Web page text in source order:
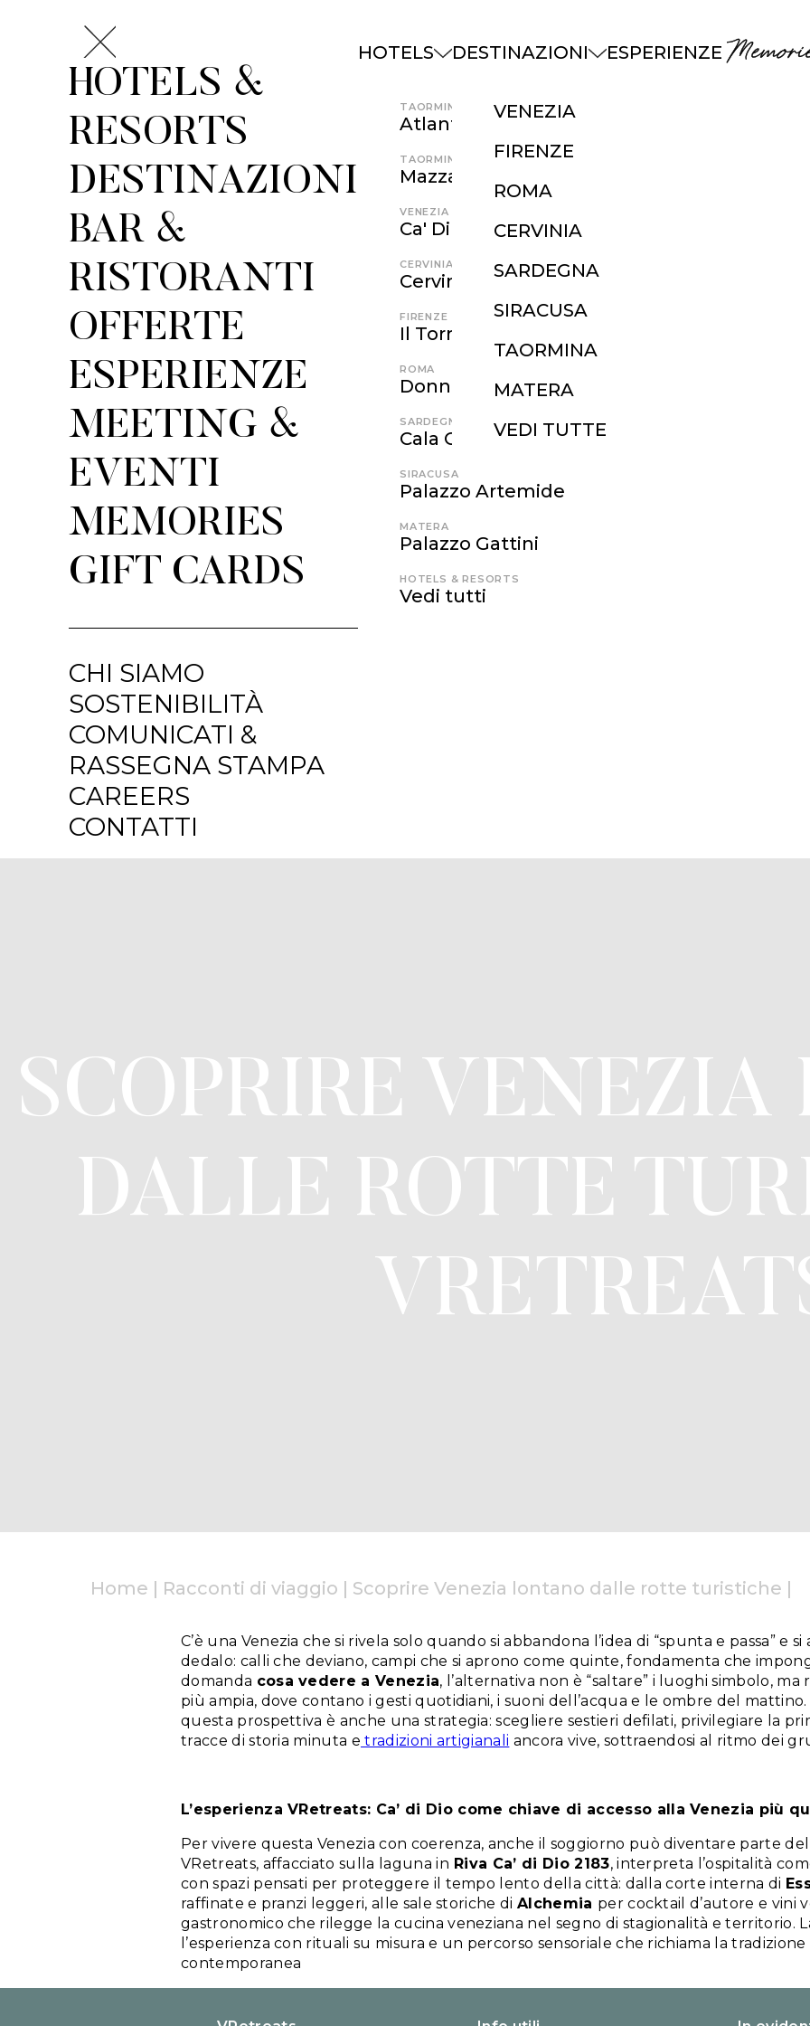
HOTELS &
RESORTS
DESTINAZIONI
BAR &
RISTORANTI
OFFERTE
ESPERIENZE
MEETING &
EVENTI
MEMORIES
GIFT CARDS
CHI SIAMO
SOSTENIBILITÀ
COMUNICATI &
RASSEGNA STAMPA
CAREERS
CONTATTI
HOTELS
TAORMINA
Atlantis Bay
TAORMINA
Mazzarò Sea Palace
VENEZIA
Ca' Di Dio
CERVINIA
Cervino
FIRENZE
Il Tornabuoni
ROMA
Donna Camilla Savelli
SARDEGNA
Cala Cuncheddi
SIRACUSA
Palazzo Artemide
MATERA
Palazzo Gattini
HOTELS & RESORTS
Vedi tutti
DESTINAZIONI
VENEZIA
FIRENZE
ROMA
CERVINIA
SARDEGNA
SIRACUSA
TAORMINA
MATERA
VEDI TUTTE
ESPERIENZE
SCOPRIRE
DALLE ROTTE
Home | Racconti di viaggio | Scoprire Venezia lontano dalle rotte turistiche |